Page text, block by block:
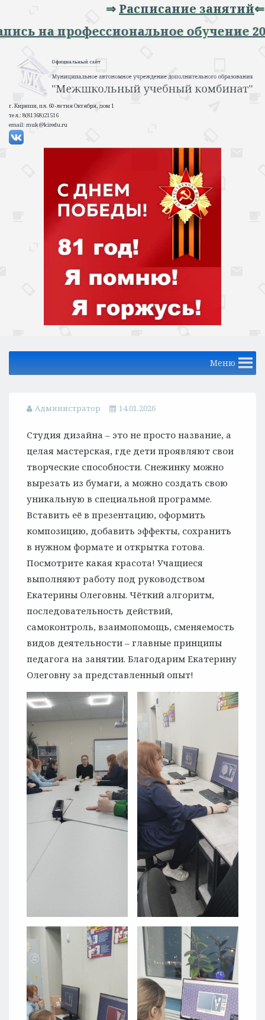
Расписание занятий⇐
на профессиональное обучение
г. Кириши, пл. 60-летия Октября, дом 1
тел.: 8(81368)21516
email: muk@kiredu.ru
Меню
Администратор 14.01.2026
Студия дизайна – это не просто название, а
целая мастерская, где дети проявляют свои
творческие способности. Снежинку можно
вырезать из бумаги, а можно создать свою
уникальную в специальной программе.
Вставить её в презентацию, оформить
композицию, добавить эффекты, сохранить
в нужном формате и открытка готова.
Посмотрите какая красота! Учащиеся
выполняют работу под руководством
Екатерины Олеговны. Чёткий алгоритм,
последовательность действий,
самоконтроль, взаимопомощь, сменяемость
видов деятельности – главные принципы
педагога на занятии. Благодарим Екатерину
Олеговну за представленный опыт!